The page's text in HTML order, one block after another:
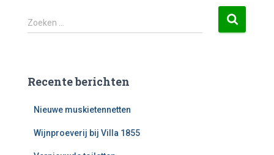
Zoeken …
Recente berichten
Nieuwe muskietennetten
Wijnproeverij bij Villa 1855